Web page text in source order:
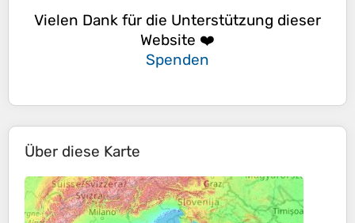
Vielen Dank für die Unterstützung dieser
Website ❤️
Spenden
Über diese Karte